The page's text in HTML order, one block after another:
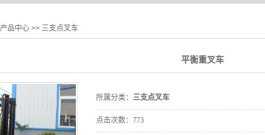
产品中心 >> 三支点叉车
平衡重叉车
所属分类： 三支点叉车
点击次数： 773